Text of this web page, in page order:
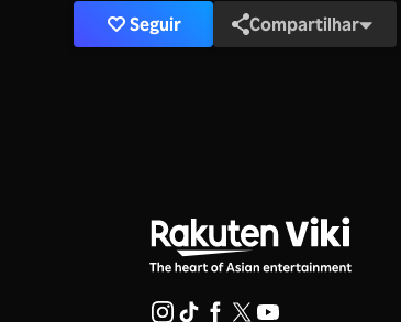
Seguir Compartilhar